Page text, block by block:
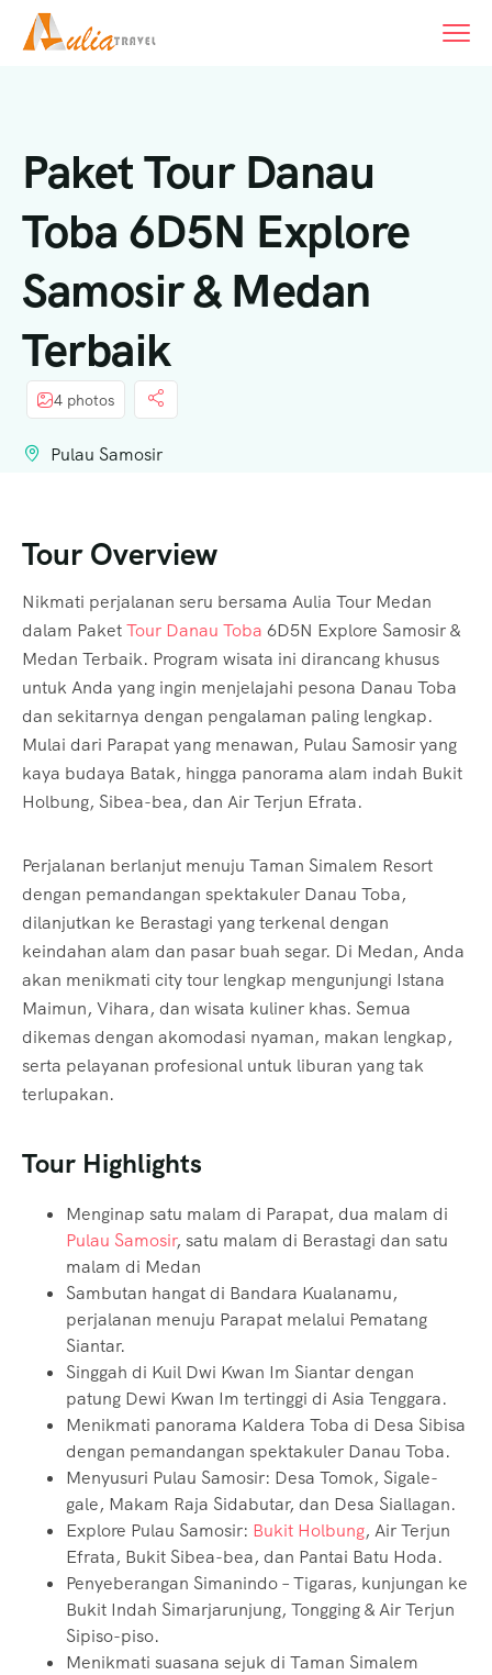
Paket Tour Danau
Toba 6D5N Explore
Samosir & Medan
Terbaik
4 photos
Pulau Samosir
Tour Overview
Nikmati perjalanan seru bersama Aulia Tour Medan
dalam PaketTour Danau Toba 6D5N Explore Samosir &
Medan Terbaik. Program wisata ini dirancang khusus
untuk Anda yang ingin menjelajahi pesona Danau Toba
dan sekitarnya dengan pengalaman paling lengkap.
Mulai dari Parapat yang menawan, Pulau Samosir yang
kaya budaya Batak, hingga panorama alam indah Bukit
Holbung, Sibea-bea, dan Air Terjun Efrata.
Perjalanan berlanjut menuju Taman Simalem Resort
dengan pemandangan spektakuler Danau Toba,
dilanjutkan ke Berastagi yang terkenal dengan
keindahan alam dan pasar buah segar. Di Medan, Anda
akan menikmati city tour lengkap mengunjungi Istana
Maimun, Vihara, dan wisata kuliner khas. Semua
dikemas dengan akomodasi nyaman, makan lengkap,
serta pelayanan profesional untuk liburan yang tak
terlupakan.
Tour Highlights
Menginap satu malam di Parapat, dua malam di
Pulau Samosir, satu malam di Berastagi dan satu
malam di Medan
Sambutan hangat di Bandara Kualanamu,
perjalanan menuju Parapat melalui Pematang
Siantar.
Singgah di Kuil Dwi Kwan Im Siantar dengan
patung Dewi Kwan Im tertinggi di Asia Tenggara.
Menikmati panorama Kaldera Toba di Desa Sibisa
dengan pemandangan spektakuler Danau Toba.
Menyusuri Pulau Samosir: Desa Tomok, Sigale-
gale, Makam Raja Sidabutar, dan Desa Siallagan.
Explore Pulau Samosir: Bukit Holbung, Air Terjun
Efrata, Bukit Sibea-bea, dan Pantai Batu Hoda.
Penyeberangan Simanindo – Tigaras, kunjungan ke
Bukit Indah Simarjarunjung, Tongging & Air Terjun
Sipiso-piso.
Menikmati suasana sejuk di Taman Simalem